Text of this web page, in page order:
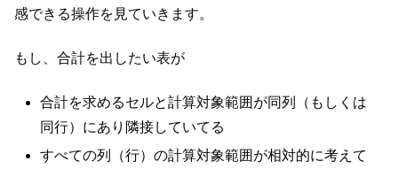
感できる操作を見ていきます。
もし、合計を出したい表が
合計を求めるセルと計算対象範囲が同列（もしくは
同行）にあり隣接していてる
すべての列（行）の計算対象範囲が相対的に考えて